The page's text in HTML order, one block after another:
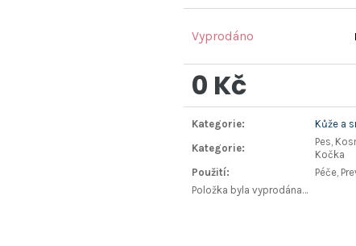
Vyprodáno
0 Kč
Měrná
cena:
Kategorie:
Kůže a
Kategorie:
Pes,
Kočka
Použití:
Péče,
Položka byla vyprodána…